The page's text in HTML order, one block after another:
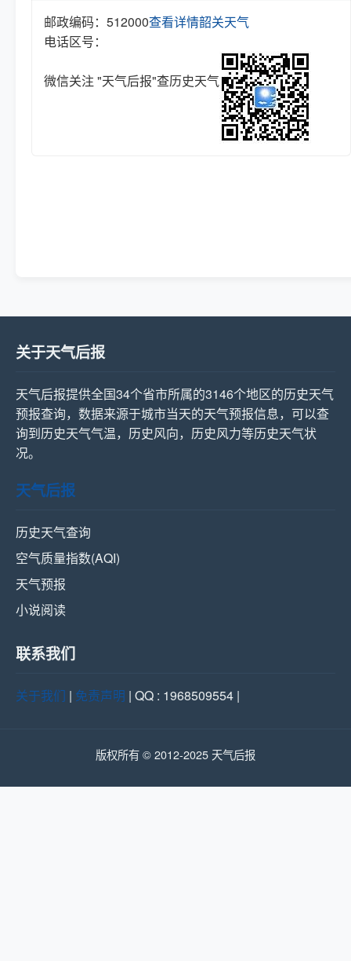
邮政编码：512000
电话区号：
查看详情韶关天气
微信关注 "天气后报"查历史天气
关于天气后报
天气后报提供全国34个省市所属的3146个地区的历史天气
预报查询，数据来源于城市当天的天气预报信息，可以查
询到历史天气气温，历史风向，历史风力等历史天气状
况。
天气后报
历史天气查询
空气质量指数(AQI)
天气预报
小说阅读
联系我们
关于我们 | 免责声明 | QQ : 1968509554 |
版权所有 © 2012-2025 天气后报